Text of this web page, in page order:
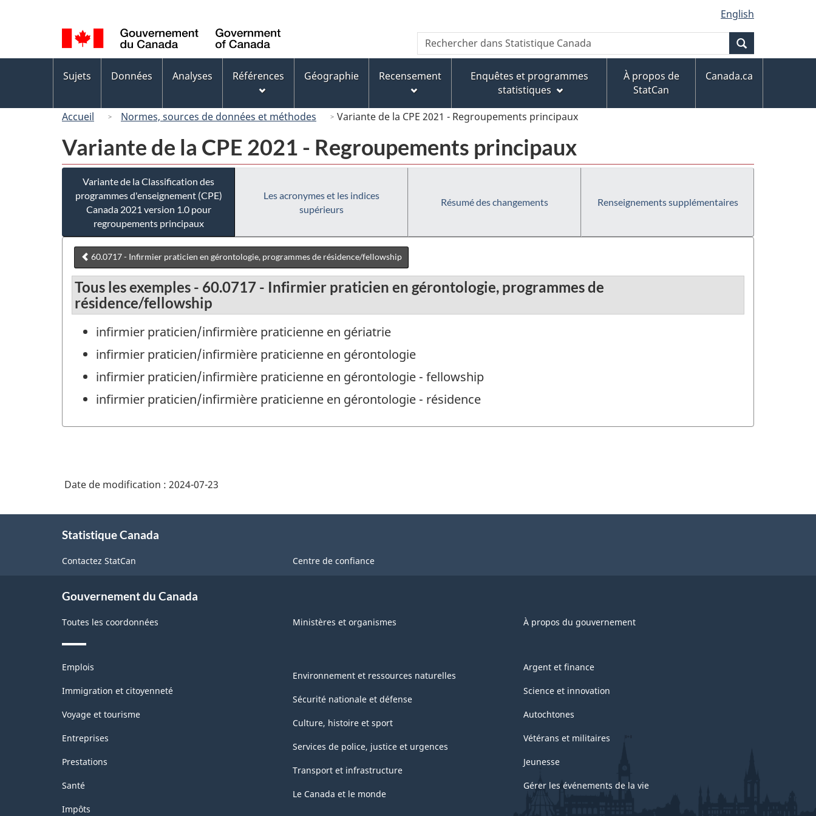
au
contenu
principal
« À
propos
de
ce
version
HTML
simplifiée
de
la
langue
English
Canada
Recherche
Rechercher
dans
Canada
des
Sujets Données Analyses Références Géographie Recensement
Enquêtes et programmes
statistiques
À propos de
StatCan
Canada.ca
Accueil Normes, sources de données et méthodes Variante de la CPE 2021 - Regroupements principaux
Variante de la CPE 2021 - Regroupements principaux
Variante de la Classification des
programmes d'enseignement (CPE)
Canada 2021 version 1.0 pour
regroupements principaux
Les acronymes et les indices
supérieurs
Résumé des changements Renseignements supplémentaires
60.0717 - Infirmier praticien en gérontologie, programmes de résidence/fellowship
Tous les exemples - 60.0717 - Infirmier praticien en gérontologie, programmes de
résidence/fellowship
infirmier praticien/infirmière praticienne en gériatrie
infirmier praticien/infirmière praticienne en gérontologie
infirmier praticien/infirmière praticienne en gérontologie - fellowship
infirmier praticien/infirmière praticienne en gérontologie - résidence
Date de modification : 2024-07-23
Statistique Canada
Contactez StatCan Centre de confiance
Gouvernement du Canada
Toutes les coordonnées Ministères et organismes À propos du gouvernement
Thèmes
sujets
Emplois
Immigration et citoyenneté
Voyage et tourisme
Entreprises
Prestations
Santé
Impôts
Environnement et ressources naturelles
Sécurité nationale et défense
Culture, histoire et sport
Services de police, justice et urgences
Transport et infrastructure
Le Canada et le monde
Argent et finance
Science et innovation
Autochtones
Vétérans et militaires
Jeunesse
Gérer les événements de la vie